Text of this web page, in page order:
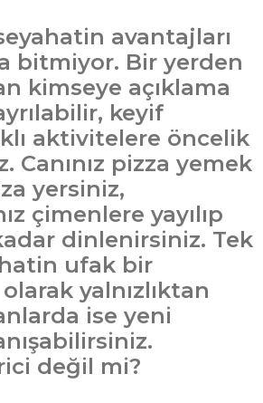
avantajları
bitmiyor. Bir yerden
an kimseye açıklama
keyif
aktivitelere öncelik
Canınız pizza yemek
yersiniz,
çimenlere yayılıp
dinlenirsiniz. Tek
ufak bir
yalnızlıktan
anlarda ise yeni
değil mi?